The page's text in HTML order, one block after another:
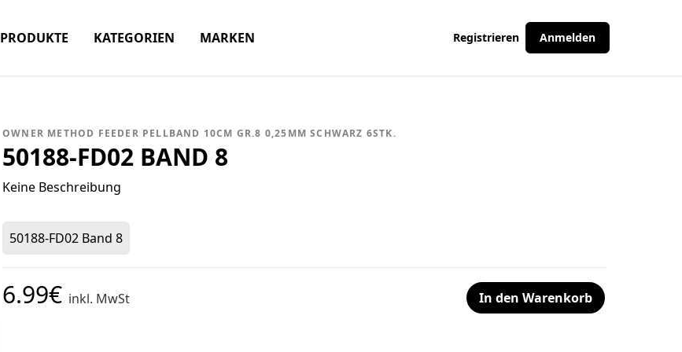
PRODUKTE KATEGORIEN MARKEN Registrieren Anmelden
OWNER METHOD FEEDER PELLBAND 10CM GR.8 0,25MM SCHWARZ 6STK.
50188-FD02 BAND 8
Keine Beschreibung
50188-FD02 Band 8
6.99€ inkl. MwSt In den Warenkorb